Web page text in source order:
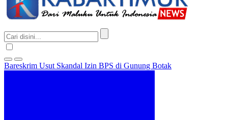
Bareskrim Usut Skandal Izin BPS di Gunung Botak